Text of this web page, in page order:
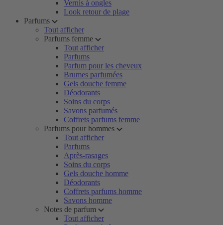
Vernis à ongles
Look retour de plage
Parfums
Tout afficher
Parfums femme
Tout afficher
Parfums
Parfum pour les cheveux
Brumes parfumées
Gels douche femme
Déodorants
Soins du corps
Savons parfumés
Coffrets parfums femme
Parfums pour hommes
Tout afficher
Parfums
Après-rasages
Soins du corps
Gels douche homme
Déodorants
Coffrets parfums homme
Savons homme
Notes de parfum
Tout afficher